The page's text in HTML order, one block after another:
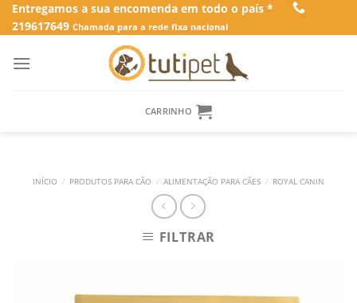
SkipEntregamos a sua encomenda em todo o país *
219617649 Chamada para a rede fixa nacional
CARRINHO
INÍCIO / PRODUTOS PARA CÃO / ALIMENTAÇÃO PARA CÃES / ROYAL CANIN
FILTRAR